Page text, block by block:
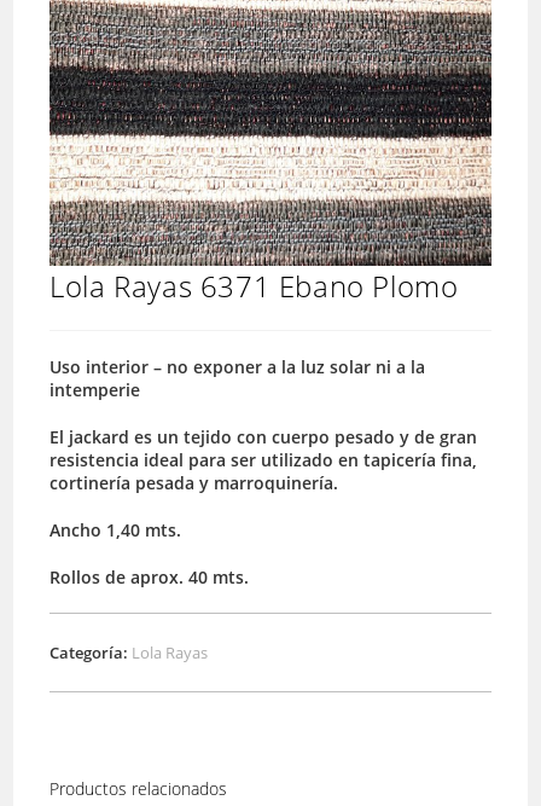
Lola Rayas 6371 Ebano Plomo
Uso interior – no exponer a la luz solar ni a la
intemperie
El jackard es un tejido con cuerpo pesado y de gran
resistencia ideal para ser utilizado en tapicería fina,
cortinería pesada y marroquinería.
Ancho 1,40 mts.
Rollos de aprox. 40 mts.
Categoría: Lola Rayas
Productos relacionados